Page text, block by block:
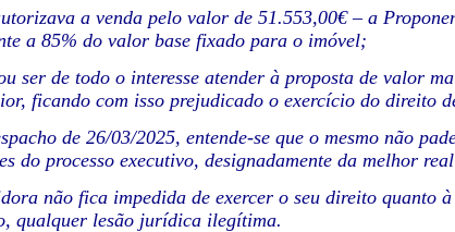
a venda pelo valor de 51.553,00€ – a
a 85% do valor base fixado para o imóvel;
ser de todo o interesse atender à proposta de valor
ficando com isso prejudicado o exercício do direito
de 26/03/2025, entende-se que o mesmo não
do processo executivo, designadamente da melhor
não fica impedida de exercer o seu direito quanto
qualquer lesão jurídica ilegítima.